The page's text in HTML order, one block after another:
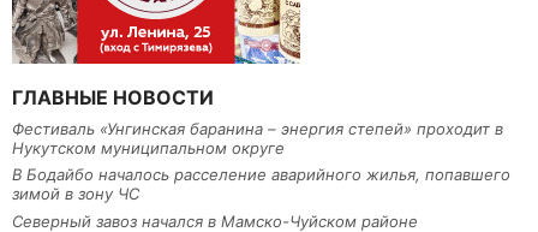
ГЛАВНЫЕ НОВОСТИ
Фестиваль «Унгинская баранина – энергия степей» проходит в
Нукутском муниципальном округе
В Бодайбо началось расселение аварийного жилья, попавшего
зимой в зону ЧС
Северный завоз начался в Мамско-Чуйском районе